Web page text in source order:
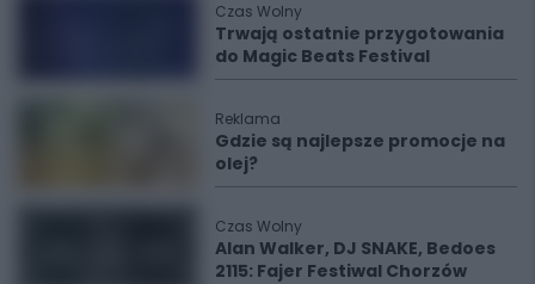
Czas Wolny
Trwają ostatnie przygotowania
do Magic Beats Festival
Reklama
Gdzie są najlepsze promocje na
olej?
Czas Wolny
Alan Walker, DJ SNAKE, Bedoes
2115: Fajer Festiwal Chorzów